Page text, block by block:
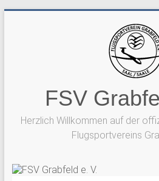
FSV
Herzlich Willkommen auf der
Flugsportvereins